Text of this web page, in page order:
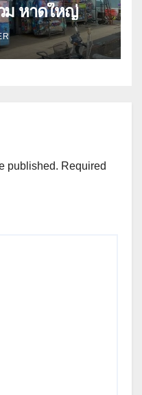
ม หาดใหญ่
published. Required